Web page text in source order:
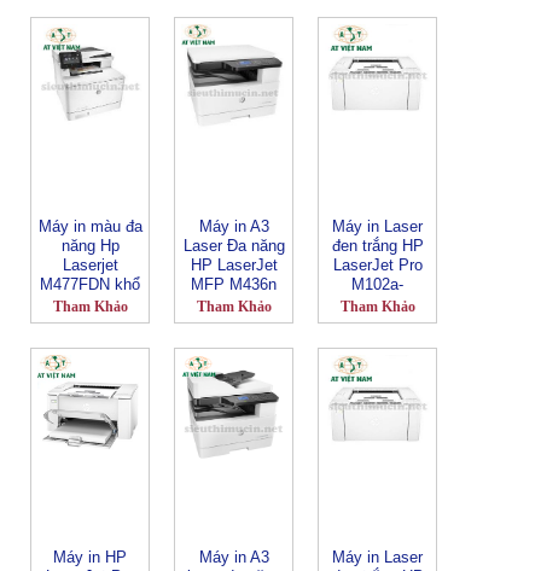
Máy in màu đa
năng Hp
Laserjet
M477FDN khổ
A4
Tham Khảo
Máy in A3
Laser Đa năng
HP LaserJet
MFP M436n
W7U01A
Tham Khảo
Máy in Laser
đen trắng HP
LaserJet Pro
M102a-
G3Q34A
Tham Khảo
Máy in HP
Máy in A3
Máy in Laser